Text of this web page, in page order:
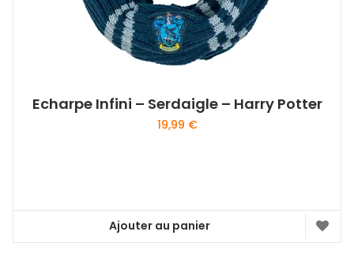
Echarpe Infini – Serdaigle – Harry Potter
19,99 €
Ajouter au panier